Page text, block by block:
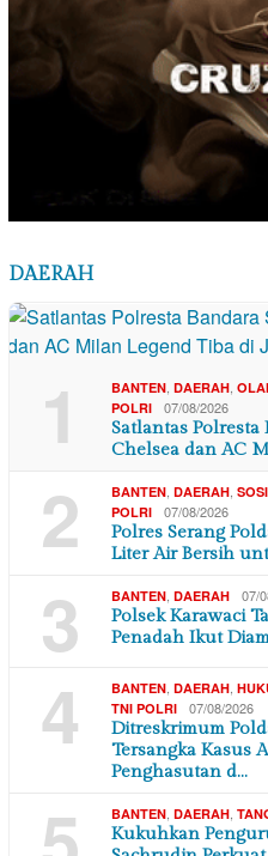
DAERAH
1 BANTEN DAERAH
POLRI
07/08/2026
Satlantas Polresta
Chelsea dan AC
2 BANTEN DAERAH
POLRI
07/08/2026
Polres Serang
Liter Air Bersih
3 BANTEN DAERAH 07/
Polsek Karawaci
Penadah Ikut
4 BANTEN DAERAH
TNI POLRI 07/08/2026
Ditreskrimum
Tersangka Kasus
Penghasutan d…
BANTEN DAERAH
Kukuhkan